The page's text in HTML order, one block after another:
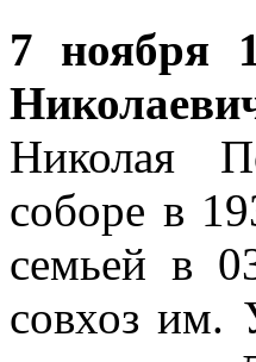
7 ноября
Николая
соборе в
семьей в
совхоз им.